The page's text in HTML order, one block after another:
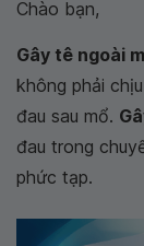
Chào bạn,
Gây tê ngoài
không phải
đau sau mổ.
đau trong
phức tạp.